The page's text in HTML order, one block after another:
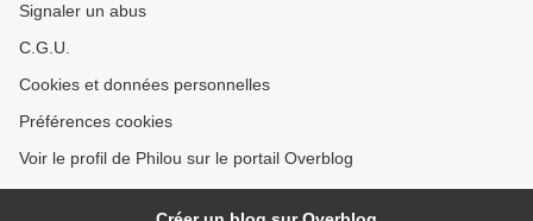
Signaler un abus
C.G.U.
Cookies et données personnelles
Préférences cookies
Voir le profil de Philou sur le portail Overblog